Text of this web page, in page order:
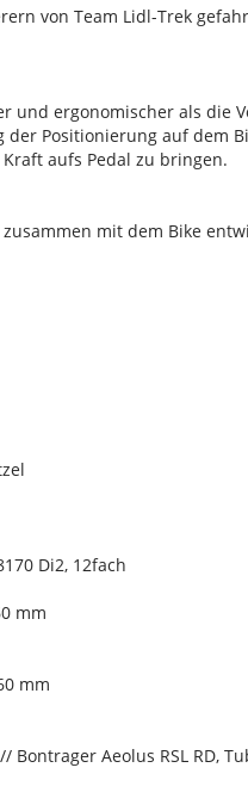
von Team Lidl-Trek
und ergonomischer als die
Positionierung auf dem
aufs Pedal zu bringen.
mit dem Bike
Di2, 12fach
mm
mm
Bontrager Aeolus RSL RD,